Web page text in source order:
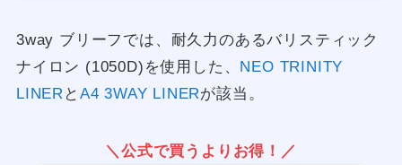
3way ブリーフでは、耐久力のあるバリスティック
ナイロン (1050D)を使用した、 NEO TRINITY
LINER と A4 3WAY LINERが該当。
＼公式で買うよりお得！／